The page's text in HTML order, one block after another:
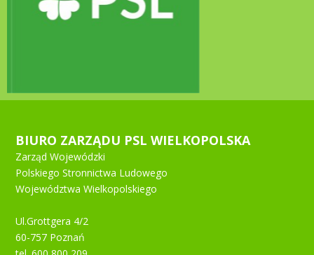
BIURO ZARZĄDU PSL WIELKOPOLSKA
Zarząd Wojewódzki
Polskiego Stronnictwa Ludowego
Województwa Wielkopolskiego
Ul.Grottgera 4/2
60-757 Poznań